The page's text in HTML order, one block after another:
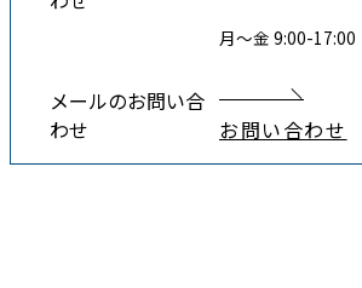
月〜金 9:00-17:00
メールのお問い合
わせ
お問い合わせ